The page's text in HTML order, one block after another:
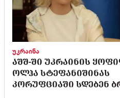
უკრაინა
ᲐᲨᲨ-ᲨᲘ ᲣᲙᲠᲐᲘᲜᲘᲡ
ᲝᲚᲰᲐ ᲡᲢᲔᲤᲐᲜᲘᲨᲘᲜᲐᲡ
ᲙᲝᲠᲣᲤᲪᲘᲐᲨᲘ ᲡᲓᲔᲑᲔᲜ